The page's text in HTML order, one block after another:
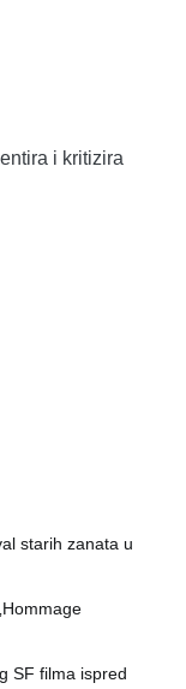
i kritizira
starih zanata u
SF filma ispred